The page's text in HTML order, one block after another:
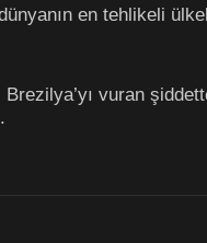
en tehlikeli
vuran